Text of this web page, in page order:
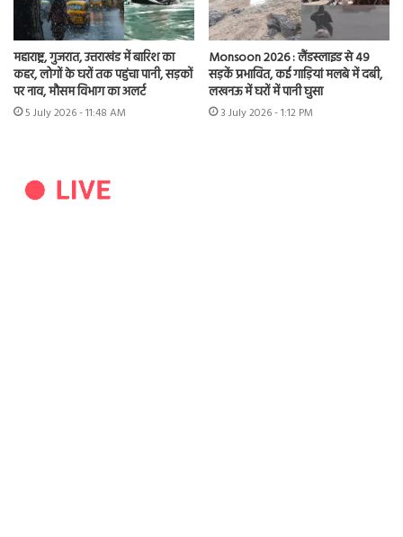
महाराष्ट्र, गुजरात, उत्तराखंड में बारिश का
कहर, लोगों के घरों तक पहुंचा पानी, सड़कों
पर नाव, मौसम विभाग का अलर्ट
5 July 2026 - 11:48 AM
Monsoon 2026 : लैंडस्लाइड से 49
सड़कें प्रभावित, कई गाड़ियां मलबे में दबी,
लखनऊ में घरों में पानी घुसा
3 July 2026 - 1:12 PM